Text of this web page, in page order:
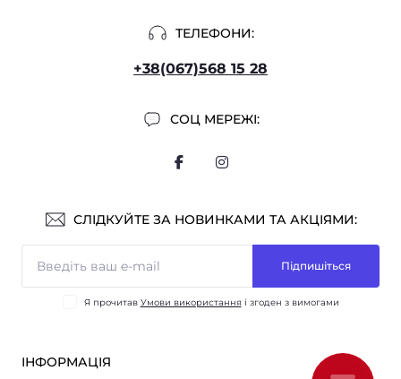
ТЕЛЕФОНИ:
+38(067)568 15 28
СОЦ МЕРЕЖІ:
СЛІДКУЙТЕ ЗА НОВИНКАМИ ТА АКЦІЯМИ:
Підпишіться
Я прочитав Умови використання і згоден з вимогами
ІНФОРМАЦІЯ